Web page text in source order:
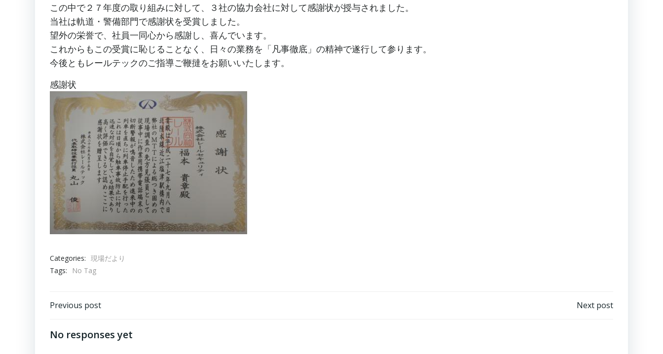
この中で２７年度の取り組みに対して、３社の協力会社に対して感謝状が授与されました。
当社は軌道・警備部門で感謝状を受賞しました。
望外の栄誉で、社員一同心から感謝し、喜んでいます。
これからもこの受賞に恥じることなく、日々の業務を「凡事徹底」の精神で遂行して参ります。
今後ともレールテックのご指導ご鞭撻をお願いいたします。
感謝状
Categories: 現場だより
Tags:
No Tag
Post
navigation
Previous post Next post
No responses yet